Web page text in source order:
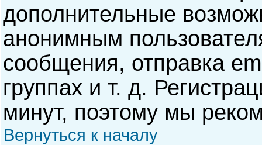
дополнительные
анонимным
сообщения, отправка
группах и т. д.
минут, поэтому мы
Вернуться к началу